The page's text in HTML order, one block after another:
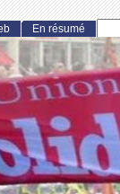
En résumé